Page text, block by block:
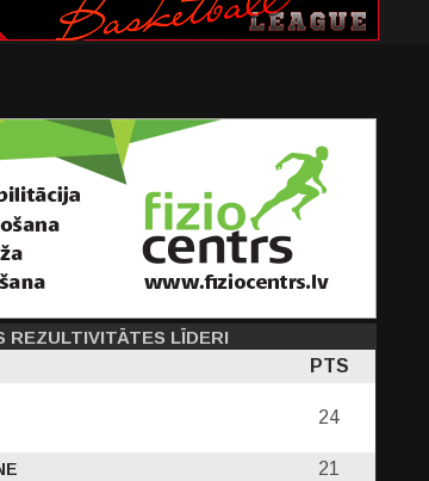
REZULTIVITĀTES LĪDERI
PTS
24
21